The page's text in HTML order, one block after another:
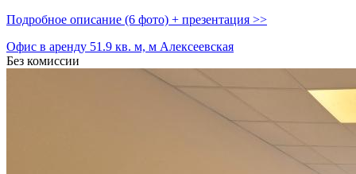
Подробное описание (6 фото) + презентация >>
Офис в аренду 51.9 кв. м, м Алексеевская
Без комиссии